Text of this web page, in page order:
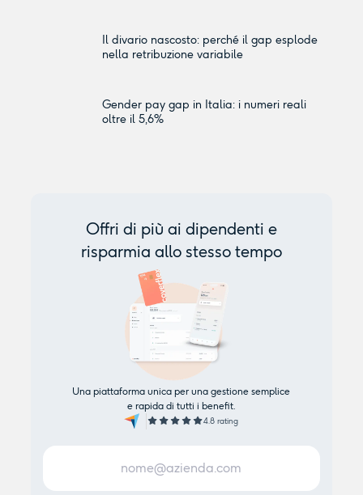
Il divario nascosto: perché il gap esplode
nella retribuzione variabile
Gender pay gap in Italia: i numeri reali
oltre il 5,6%
Offri di più ai dipendenti e
risparmia allo stesso tempo
Una piattaforma unica per una gestione semplice
e rapida di tutti i benefit.
4.8 rating